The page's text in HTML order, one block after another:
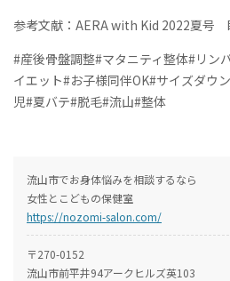
参考文献：AERA with Kid 2022夏
#産後骨盤調整#マタニティ整体#リン
イエット#お子様同伴OK#サイズダウ
児#夏バテ#脱毛#流山#整体
流山市でお身体悩みを相談するなら
女性とこどもの保健室
https://nozomi-salon.com/
〒270-0152
流山市前平井94アークヒルズ英103